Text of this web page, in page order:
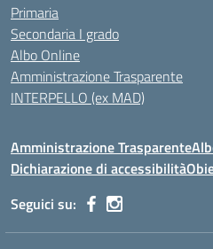
Primaria
Secondaria I grado
Albo Online
Amministrazione Trasparente
INTERPELLO (ex MAD)
Amministrazione Trasparente
Dichiarazione di accessibilità
Seguici su: